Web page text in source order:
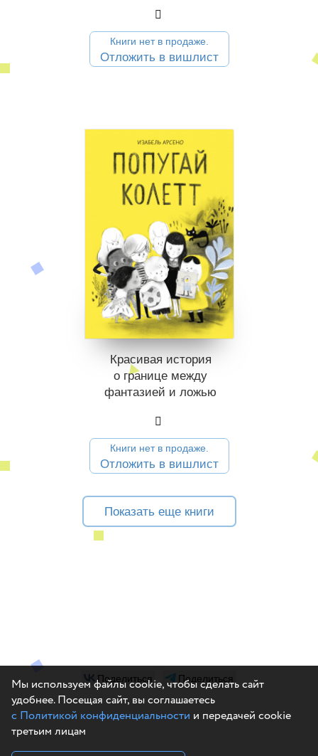
Книги нет в продаже.
Отложить в вишлист
Красивая история
о границе между
фантазией и ложью
Книги нет в продаже.
Отложить в вишлист
Показать еще книги
Поделиться Поделиться
Мы используем файлы cookie, чтобы сделать сайт
удобнее. Посещая сайт, вы соглашаетесь
с Политикой конфиденциальности и передачей cookie
третьим лицам